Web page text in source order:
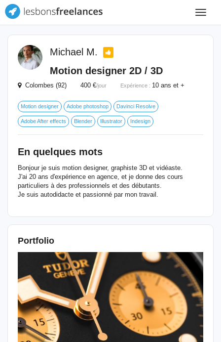
Toggle
Michael M.
Motion designer 2D / 3D
Colombes (92) 400 €/jour Expérience : 10 ans et +
Motion designer Adobe photoshop Davinci Resolve
Adobe After effects Blender Illustrator Indesign
En quelques mots
Bonjour je suis motion designer, graphiste 3D et vidéaste.
J'ai 20 ans d'expérience en agence, et je donne des cours
particuliers à des professionnels et des débutants.
Je suis autodidacte et passionné par mon travail.
Portfolio